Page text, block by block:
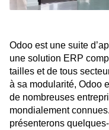
Odoo est une suite
une solution ERP
tailles et de tous
à sa modularité, Odoo
de nombreuses
mondialement
présenterons